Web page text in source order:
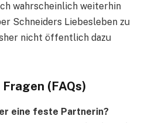
wahrscheinlich weiterhin
Schneiders Liebesleben zu
nicht öffentlich dazu
(FAQs)
eine feste Partnerin?